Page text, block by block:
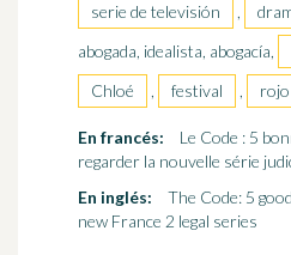
serie de televisión
,
abogada, idealista, abogacía,
Chloé
, festival , rojo
En francés:
Le Code : 5
regarder la nouvelle série
En inglés:
The Code: 5
new France 2 legal series